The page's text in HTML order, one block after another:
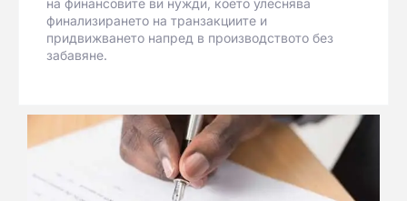
на финансовите ви нужди, което улеснява
финализирането на транзакциите и
придвижването напред в производството без
забавяне.